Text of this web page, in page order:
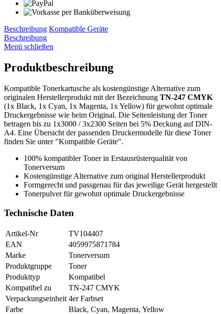
Beschreibung Kompatible Geräte
Beschreibung
Menü schließen
Produktbeschreibung
Kompatible Tonerkartusche als kostengünstige Alternative zum
originalen Herstellerprodukt mit der Bezeichnung TN-247 CMYK
(1x Black, 1x Cyan, 1x Magenta, 1x Yellow) für gewohnt optimale
Druckergebnisse wie beim Original. Die Seitenleistung der Toner
betragen bis zu 1x3000 / 3x2300 Seiten bei 5% Deckung auf DIN-
A4. Eine Übersicht der passenden Druckermodelle für diese Toner
finden Sie unter "Kompatible Geräte".
100% kompatibler Toner in Erstausrüsterqualität von
Tonerversum
Kostengünstige Alternative zum original Herstellerprodukt
Formgerecht und passgenau für das jeweilige Gerät hergestellt
Tonerpulver für gewohnt optimale Druckergebnisse
Technische Daten
Artikel-Nr
TV104407
EAN
4059975871784
Marke
Tonerversum
Produktgruppe
Toner
Produkttyp
Kompatibel
Kompatibel zu
TN-247 CMYK
Verpackungseinheit 4er Farbset
Farbe
Black, Cyan, Magenta, Yellow